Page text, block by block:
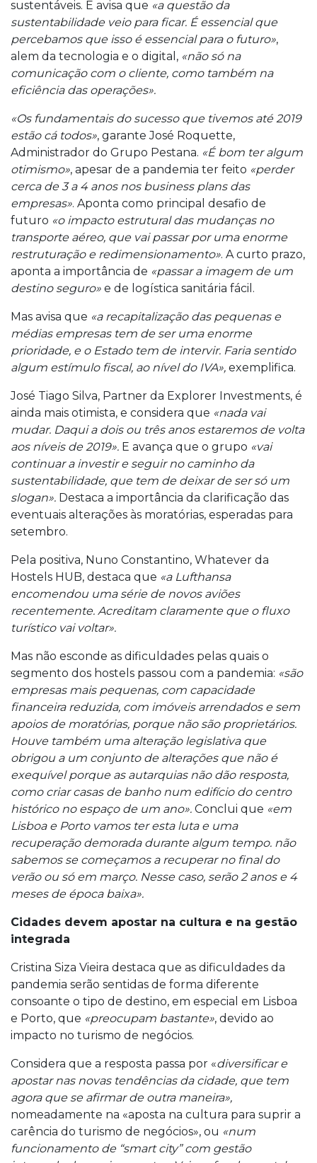
sustentáveis. E avisa que «a questão da
sustentabilidade veio para ficar. É essencial que
percebamos que isso é essencial para o futuro»,
alem da tecnologia e o digital, «não só na
comunicação com o cliente, como também na
eficiência das operações».
«Os fundamentais do sucesso que tivemos até 2019
estão cá todos», garante José Roquette,
Administrador do Grupo Pestana. «É bom ter algum
otimismo», apesar de a pandemia ter feito «perder
cerca de 3 a 4 anos nos business plans das
empresas». Aponta como principal desafio de
futuro «o impacto estrutural das mudanças no
transporte aéreo, que vai passar por uma enorme
restruturação e redimensionamento». A curto prazo,
aponta a importância de «passar a imagem de um
destino seguro» e de logística sanitária fácil.
Mas avisa que «a recapitalização das pequenas e
médias empresas tem de ser uma enorme
prioridade, e o Estado tem de intervir. Faria sentido
algum estímulo fiscal, ao nível do IVA», exemplifica.
José Tiago Silva, Partner da Explorer Investments, é
ainda mais otimista, e considera que «nada vai
mudar. Daqui a dois ou três anos estaremos de volta
aos níveis de 2019». E avança que o grupo «vai
continuar a investir e seguir no caminho da
sustentabilidade, que tem de deixar de ser só um
slogan». Destaca a importância da clarificação das
eventuais alterações às moratórias, esperadas para
setembro.
Pela positiva, Nuno Constantino, Whatever da
Hostels HUB, destaca que «a Lufthansa
encomendou uma série de novos aviões
recentemente. Acreditam claramente que o fluxo
turístico vai voltar».
Mas não esconde as dificuldades pelas quais o
segmento dos hostels passou com a pandemia: «são
empresas mais pequenas, com capacidade
financeira reduzida, com imóveis arrendados e sem
apoios de moratórias, porque não são proprietários.
Houve também uma alteração legislativa que
obrigou a um conjunto de alterações que não é
exequível porque as autarquias não dão resposta,
como criar casas de banho num edifício do centro
histórico no espaço de um ano». Conclui que «em
Lisboa e Porto vamos ter esta luta e uma
recuperação demorada durante algum tempo. não
sabemos se começamos a recuperar no final do
verão ou só em março. Nesse caso, serão 2 anos e 4
meses de época baixa».
Cidades devem apostar na cultura e na gestão
integrada
Cristina Siza Vieira destaca que as dificuldades da
pandemia serão sentidas de forma diferente
consoante o tipo de destino, em especial em Lisboa
e Porto, que «preocupam bastante», devido ao
impacto no turismo de negócios.
Considera que a resposta passa por «diversificar e
apostar nas novas tendências da cidade, que tem
agora que se afirmar de outra maneira»,
nomeadamente na «aposta na cultura para suprir a
carência do turismo de negócios», ou «num
funcionamento de “smart city” com gestão